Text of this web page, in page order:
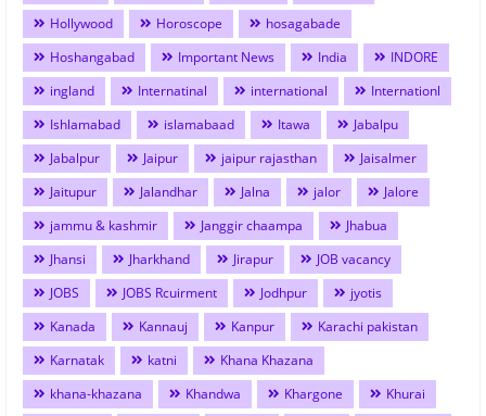
Hollywood
Horoscope
hosagabade
Hoshangabad
Important News India
INDORE
ingland
Internatinal international
Internationl
Ishlamabad
islamabaad Itawa
Jabalpu
Jabalpur
Jaipur jaipur rajasthan
Jaisalmer
Jaitupur
Jalandhar Jalna jalor
Jalore
jammu & kashmir
Janggir chaampa
Jhabua
Jhansi
Jharkhand Jirapur
JOB vacancy
JOBS
JOBS Rcuirment Jodhpur
jyotis
Kanada
Kannauj Kanpur
Karachi pakistan
Karnatak
katni
Khana Khazana
khana-khazana
Khandwa Khargone
Khurai